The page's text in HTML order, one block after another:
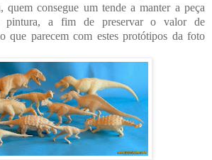
quem consegue um tende a manter a peça
pintura, a fim de preservar o valor de
que parecem com estes protótipos da foto